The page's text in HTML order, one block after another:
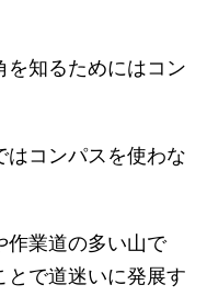
を知るためにはコン
はコンパスを使わな
作業道の多い山で
とで道迷いに発展す